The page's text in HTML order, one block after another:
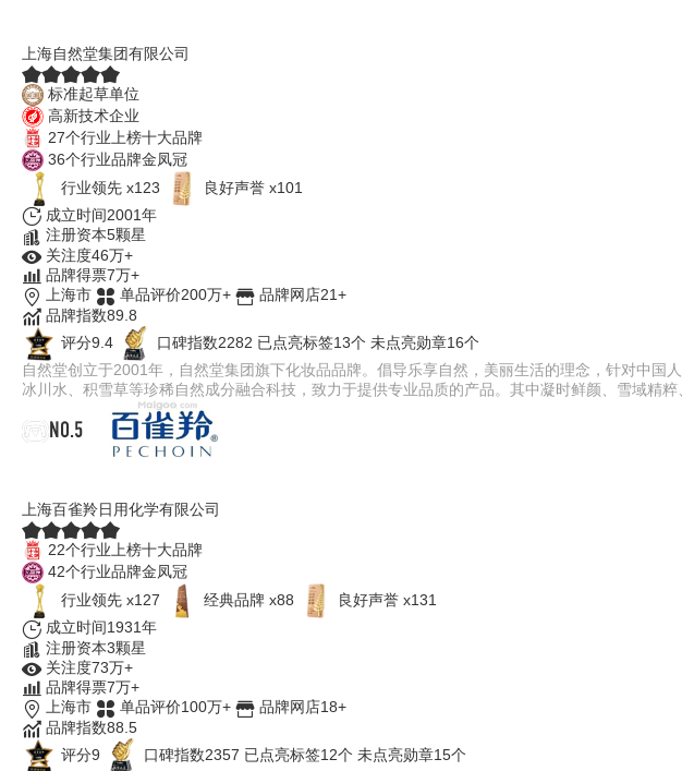
上海自然堂集团有限公司
标准起草单位
高新技术企业
27个行业上榜十大品牌
36个行业品牌金凤冠
行业领先 x123
良好声誉 x101
成立时间2001年
注册资本5颗星
关注度46万+
品牌得票7万+
上海市
单品评价200万+
品牌网店21+
品牌指数89.8
评分9.4
口碑指数2282 已点亮标签13个 未点亮勋章16个
自然堂创立于2001年，自然堂集团旗下化妆品品牌。倡导乐享自然，美丽生活的理念，针对中国
冰川水、积雪草等珍稀自然成分融合科技，致力于提供专业品质的产品。其中凝时鲜颜、雪域精粹
NO.5
上海百雀羚日用化学有限公司
22个行业上榜十大品牌
42个行业品牌金凤冠
行业领先 x127
经典品牌 x88
良好声誉 x131
成立时间1931年
注册资本3颗星
关注度73万+
品牌得票7万+
上海市
单品评价100万+
品牌网店18+
品牌指数88.5
评分9
口碑指数2357 已点亮标签12个 未点亮勋章15个